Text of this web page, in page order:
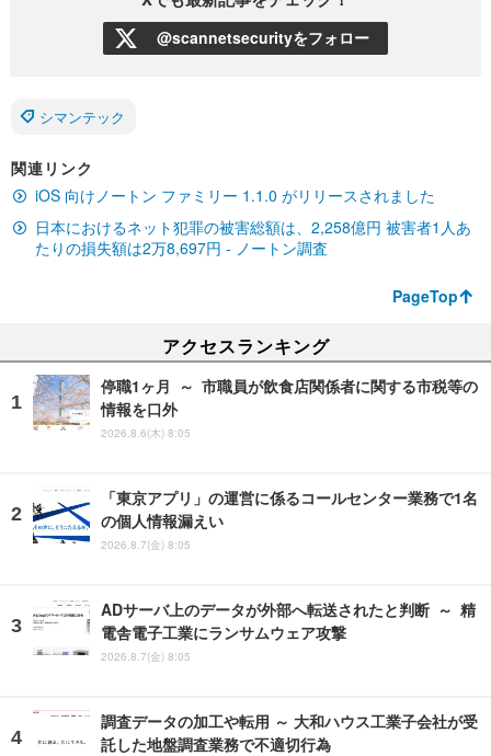
@scannetsecurityをフォロー
シマンテック
関連リンク
iOS 向けノートン ファミリー 1.1.0 がリリースされました
日本におけるネット犯罪の被害総額は、2,258億円 被害者1人あ
たりの損失額は2万8,697円 - ノートン調査
PageTop
アクセスランキング
停職1ヶ月 ～ 市職員が飲食店関係者に関する市税等の
情報を口外
2026.8.6(木) 8:05
「東京アプリ」の運営に係るコールセンター業務で1名
の個人情報漏えい
2026.8.7(金) 8:05
ADサーバ上のデータが外部へ転送されたと判断 ～ 精
電舎電子工業にランサムウェア攻撃
2026.8.7(金) 8:05
調査データの加工や転用 ～ 大和ハウス工業子会社が受
託した地盤調査業務で不適切行為